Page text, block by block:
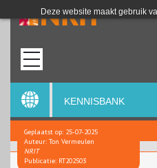
Deze website maakt gebruik
KENNISBANK
Geplaatst op: 25-07-2025
Auteur: Ton Vermeulen
NRIT
Publicatie: RT202503